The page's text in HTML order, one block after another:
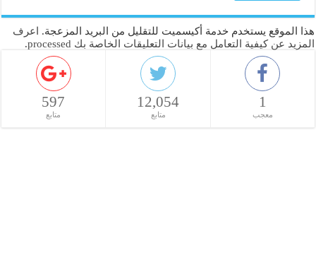
هذا الموقع يستخدم خدمة أكيسميت للتقليل من البريد المزعجة.
اعرف
المزيد عن كيفية التعامل مع بيانات التعليقات الخاصة بك processed
.
1
معجب
12,054
متابع
597
متابع